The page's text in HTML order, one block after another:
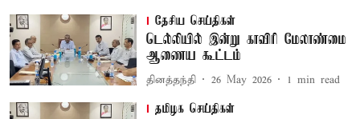
தேசிய செய்திகள்
டெல்லியில் இன்று காவிரி மேலாண்மை
ஆணைய கூட்டம்
தினத்தந்தி 26 May 2026 1 min read
தமிழக செய்திகள்